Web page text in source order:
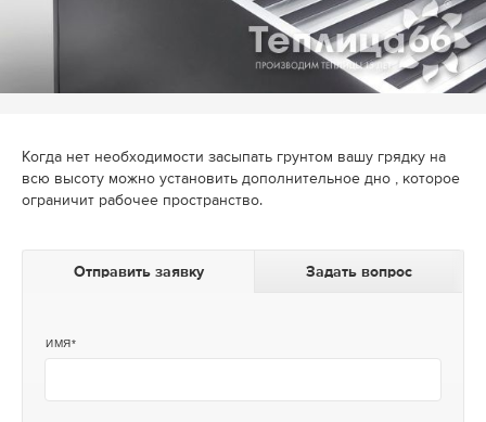
Когда нет необходимости засыпать грунтом вашу грядку на
всю высоту можно установить дополнительное дно , которое
ограничит рабочее пространство.
Отправить заявку Задать вопрос
ИМЯ